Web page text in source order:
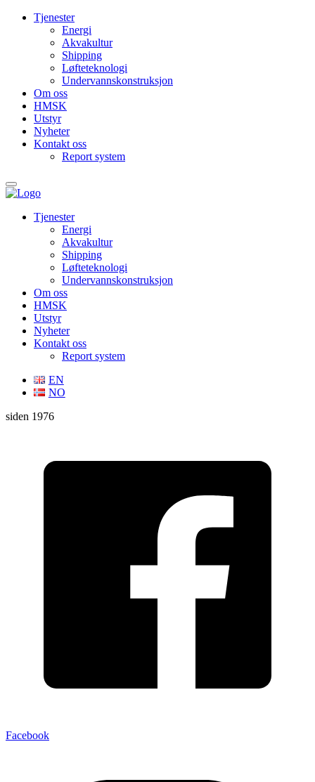
Tjenester
Energi
Akvakultur
Shipping
Løfteteknologi
Undervanns­konstruksjon
Om oss
HMSK
Utstyr
Nyheter
Kontakt oss
Report system
Tjenester
Energi
Akvakultur
Shipping
Løfteteknologi
Undervanns­konstruksjon
Om oss
HMSK
Utstyr
Nyheter
Kontakt oss
Report system
EN
NO
siden 1976
Facebook